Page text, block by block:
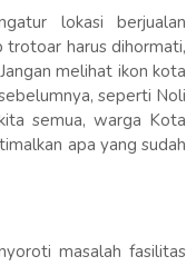
lokasi berjualan
trotoar harus dihormati,
melihat ikon kota
seperti Noli
semua, warga Kota
apa yang sudah
masalah fasilitas